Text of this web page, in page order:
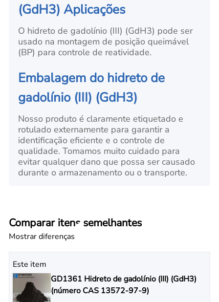
(GdH3) Aplicações
O hidreto de gadolínio (III) (GdH3) pode ser
usado na montagem de posição queimável
(BP) para controle de reatividade.
Embalagem do hidreto de
gadolínio (III) (GdH3)
Nosso produto é claramente etiquetado e
rotulado externamente para garantir a
identificação eficiente e o controle de
qualidade. Tomamos muito cuidado para
evitar qualquer dano que possa ser causado
durante o armazenamento ou o transporte.
Comparar itens semelhantes
Mostrar diferenças
Este item
GD1361 Hidreto de gadolínio (III) (GdH3)
(número CAS 13572-97-9)